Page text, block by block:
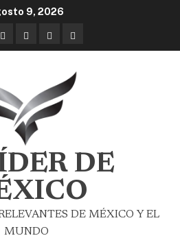
9, 2026
DE
DE MÉXICO Y EL
MUNDO